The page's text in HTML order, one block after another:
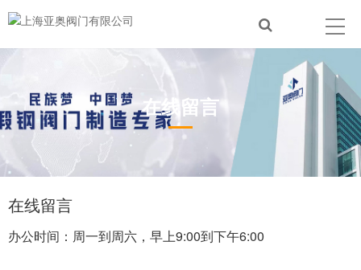
在线留言
在线留言
办公时间：周一到周六，早上9:00到下午6:00